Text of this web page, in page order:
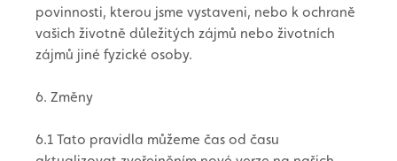
povinnosti, kterou jsme vystaveni, nebo k ochraně
vašich životně důležitých zájmů nebo životních
zájmů jiné fyzické osoby.
6. Změny
6.1 Tato pravidla můžeme čas od času